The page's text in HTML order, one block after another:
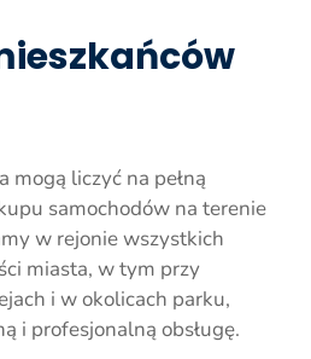
mogą liczyć na pełną
samochodów na terenie
w rejonie wszystkich
miasta, w tym przy
i w okolicach parku,
i profesjonalną obsługę.